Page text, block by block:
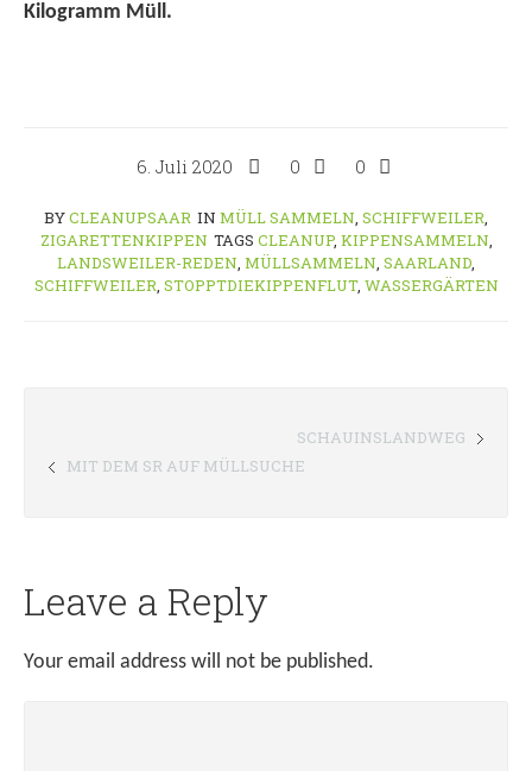
Kilogramm Müll.
6. Juli 2020 0 0
BYCLEANUPSAAR IN MÜLL SAMMELN, SCHIFFWEILER,
ZIGARETTENKIPPEN TAGS CLEANUP, KIPPENSAMMELN,
LANDSWEILER-REDEN, MÜLLSAMMELN, SAARLAND,
SCHIFFWEILER, STOPPTDIEKIPPENFLUT, WASSERGÄRTEN
SCHAUINSLANDWEG
MIT DEM SR AUF MÜLLSUCHE
Leave a Reply
Your email address will not be published.